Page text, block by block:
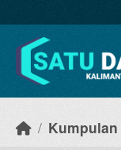
Kumpulan